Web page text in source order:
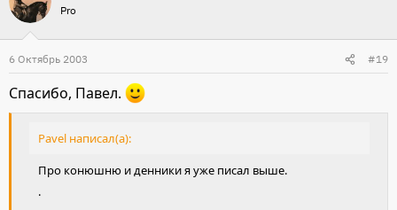
Pro
6 Октябрь 2003 #19
Спасибо, Павел.
Pavel написал(а):
Про конюшню и денники я уже писал выше.
.